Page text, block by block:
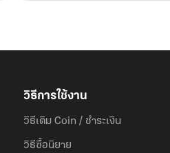
วิธีการใช้งาน
วิธีเติม Coin / ชำระเงิน
วิธีซื้อนิยาย